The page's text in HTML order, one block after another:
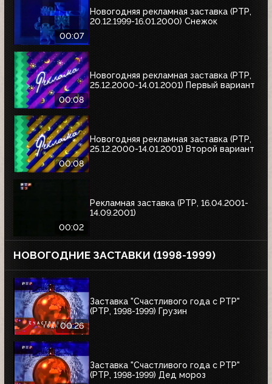
00:07
Новогодняя рекламная заставка (РТР,
20.12.1999-16.01.2000) Снежок
00:08
Новогодняя рекламная заставка (РТР,
25.12.2000-14.01.2001) Первый вариант
00:08
Новогодняя рекламная заставка (РТР,
25.12.2000-14.01.2001) Второй вариант
00:02
Рекламная заставка (РТР, 16.04.2001-
14.09.2001)
НОВОГОДНИЕ ЗАСТАВКИ (1998-1999)
00:26
Заставка "Счастливого года с РТР"
(РТР, 1998-1999) Грузин
Заставка "Счастливого года с РТР"
(РТР, 1998-1999) Дед мороз